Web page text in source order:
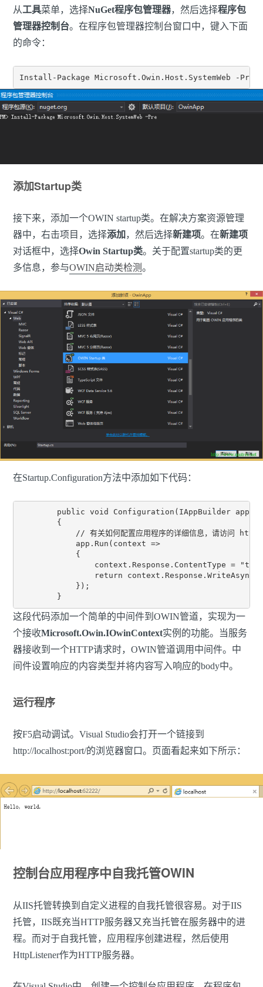
从工具菜单，选择NuGet程序包管理器，然后选择程序包
管理器控制台。在程序包管理器控制台窗口中，键入下面
的命令：
添加Startup类
接下来，添加一个OWIN startup类。在解决方案资源管理
器中，右击项目，选择添加 ，然后选择新建项。在新建项
对话框中，选择Owin Startup类。关于配置startup类的更
多信息，参与OWIN启动类检测。
在Startup.Configuration方法中添加如下代码：
        public void Configuration(IAppBuilder app)
        {
// 有关如何配置应用程序的详细信息，请访问
            app.Run(context =>
            {
context.Response.ContentType =
return
            });
这段代码添加一个简单的中间件到OWIN管道，实现为一
个接收Microsoft.Owin.IOwinContext实例的功能。当服务
器接收到一个HTTP请求时，OWIN管道调用中间件。中
间件设置响应的内容类型并将内容写入响应的body中。
运行程序
按F5启动调试。Visual Studio会打开一个链接到
http://localhost:port/的浏览器窗口。页面看起来如下所示：
控制台应用程序中自我托管OWIN
从IIS托管转换到自定义进程的自我托管很容易。对于IIS
托管，IIS既充当HTTP服务器又充当托管在服务器中的进
程。而对于自我托管，应用程序创建进程，然后使用
HttpListener作为HTTP服务器。